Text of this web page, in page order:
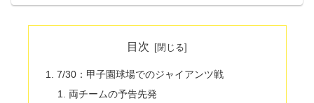
目次
7/30：甲子園球場でのジャイアンツ戦
両チームの予告先発